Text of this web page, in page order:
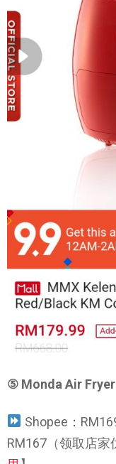
⑤ Monda Air
Shopee：
RM167（领取店家